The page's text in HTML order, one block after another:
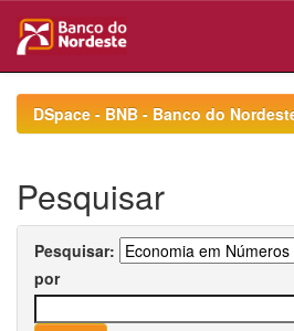
navigationDSpace - BNB - Banco do
Pesquisar
Pesquisar:
por